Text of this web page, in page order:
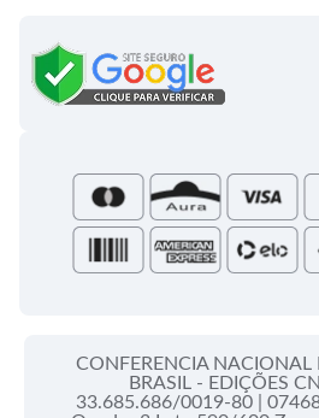
Roteiros Homiléticos
Folhetos e Partituras
Bíblias - Tradução Oficial
Campanha da Fraternidade
CONFERENCIA NACIONAL
BRASIL - EDIÇÕES
33.685.686/0019-80 |